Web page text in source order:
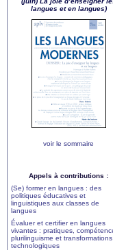
langues et en langues)
voir le sommaire
Appels à contributions :
(Se) former en langues : des
politiques éducatives et
linguistiques aux classes de
langues
Évaluer et certifier en langues
vivantes : pratiques,
plurilinguisme et transformations
technologiques